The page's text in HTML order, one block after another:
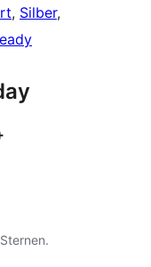
, Silber